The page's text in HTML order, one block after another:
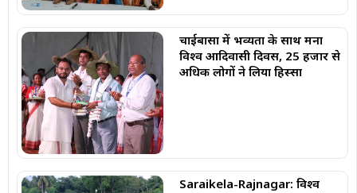
चाईबासा में भव्यता के साथ मना
विश्व आदिवासी दिवस, 25 हजार से
अधिक लोगों ने लिया हिस्सा
Saraikela-Rajnagar: विश्व